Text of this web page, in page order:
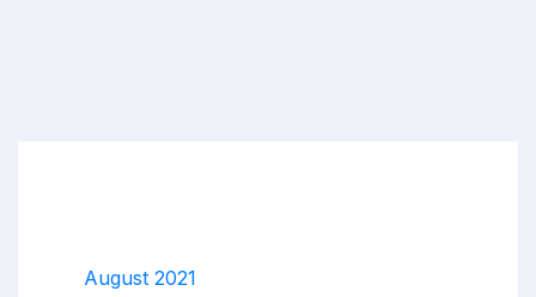
August 2021